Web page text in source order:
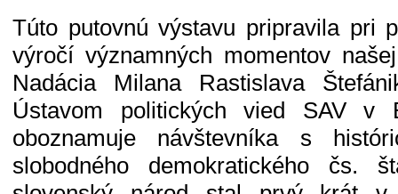
Túto putovnú výstavu pripravila pri
výročí významných momentov
Nadácia Milana Rastislava
Ústavom politických vied SAV v
oboznamuje návštevníka s
slobodného demokratického čs.